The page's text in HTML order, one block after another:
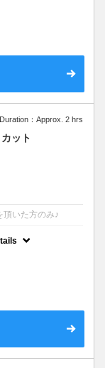
：Approx. 2 hrs
ット
頂いた方のみ♪